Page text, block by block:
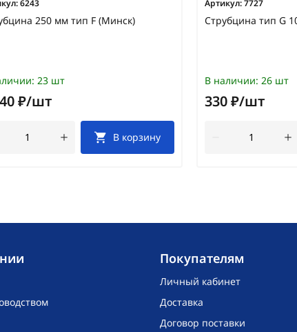
6243
250 мм тип F (Минск)
23 шт
₽/шт
В корзину
Артикул:7727
Струбцина тип G
В наличии: 26 шт
330 ₽/шт
Покупателям
Личный кабинет
Доставка
Договор поставки